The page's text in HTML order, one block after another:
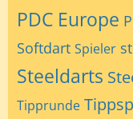
PDC Europe
Softdart Spieler
Steeldarts
Tipprunde